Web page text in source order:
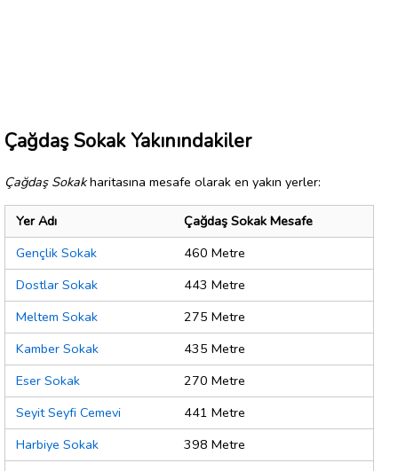
Çağdaş Sokak Yakınındakiler
Çağdaş Sokakharitasına mesafe olarak en yakın yerler:
Yer Adı
Çağdaş Sokak Mesafe
Gençlik Sokak
460 Metre
Dostlar Sokak
443 Metre
Meltem Sokak
275 Metre
Kamber Sokak
435 Metre
Eser Sokak
270 Metre
Seyit Seyfi Cemevi
441 Metre
Harbiye Sokak
398 Metre